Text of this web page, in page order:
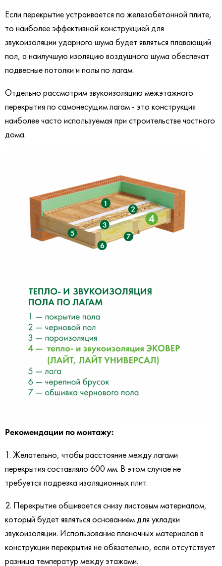
Если перекрытие устраивается по железобетонной плите,
то наиболее эффективной конструкцией для
звукоизоляции ударного шума будет являться плавающий
пол, а наилучшую изоляцию воздушного шума обеспечат
подвесные потолки и полы по лагам.
Отдельно рассмотрим звукоизоляцию межэтажного
перекрытия по самонесущим лагам - это конструкция
наиболее часто используемая при строительстве частного
дома.
Рекомендации по монтажу:
1. Желательно, чтобы расстояние между лагами
перекрытия составляло 600 мм. В этом случае не
требуется подрезка изоляционных плит.
2. Перекрытие обшивается снизу листовым материалом,
который будет являться основанием для укладки
звукоизоляции. Использование пленочных материалов в
конструкции перекрытия не обязательно, если отсутствует
разница температур между этажами.